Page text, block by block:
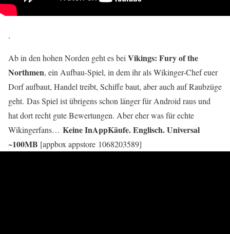
.
Ab in den hohen Norden geht es bei Vikings: Fury of the
Northmen, ein Aufbau-Spiel, in dem ihr als Wikinger-Chef euer
Dorf aufbaut, Handel treibt, Schiffe baut, aber auch auf Raubzüge
geht. Das Spiel ist übrigens schon länger für Android raus und
hat dort recht gute Bewertungen. Aber eher was für echte
Wikingerfans… Keine InAppKäufe. Englisch. Universal
~100MB [appbox appstore 1068203589]